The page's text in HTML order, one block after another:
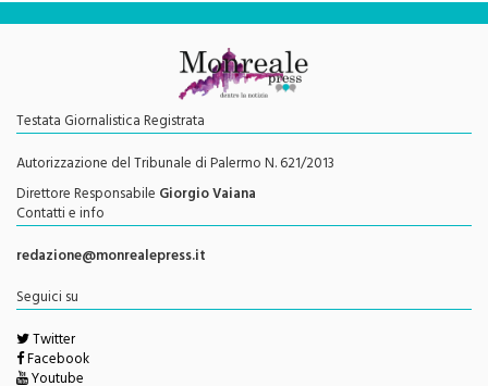
Testata Giornalistica Registrata
Autorizzazione del Tribunale di Palermo N. 621/2013
Direttore ResponsabileGiorgio Vaiana
Contatti e info
redazione@monrealepress.it
Twitter
Facebook
Youtube
Feed RSS